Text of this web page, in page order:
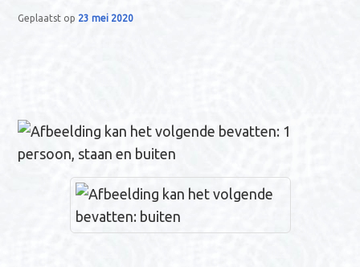
i
a
Geplaatst op 23 mei 2020